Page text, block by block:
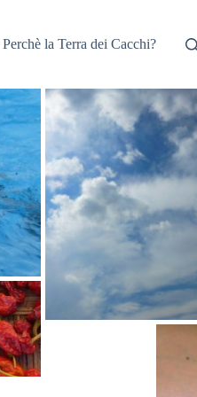
Perchè la Terra dei Cacchi?